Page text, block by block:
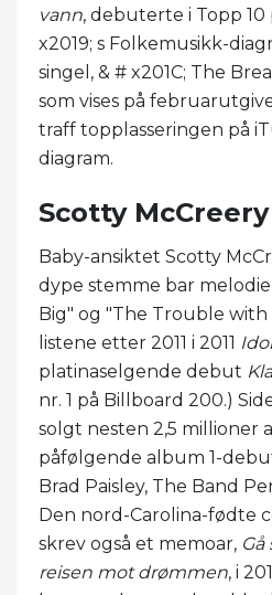
vann, debuterte i Topp 10
x2019; s Folkemusikk-
singel, & # x201C; The
som vises på
traff topplasseringen på
diagram.
Scotty
Baby-ansiktet Scotty
dype stemme bar
Big" og "The Trouble
listene etter 2011 i 2011 Idol
platinaselgende debut
nr. 1 på Billboard 200.)
solgt nesten 2,5 millioner
påfølgende album 1-
Brad Paisley, The Band
Den nord-Carolina-fødte
skrev også et memoar,
reisen mot drømmen, i